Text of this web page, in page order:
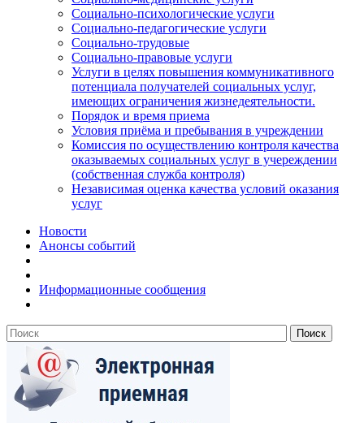
Социально-психологические услуги
Социально-педагогические услуги
Социально-трудовые
Социально-правовые услуги
Услуги в целях повышения коммуникативного
потенциала получателей социальных услуг,
имеющих ограничения жизнедеятельности.
Порядок и время приема
Условия приёма и пребывания в учреждении
Комиссия по осуществлению контроля качества
оказываемых социальных услуг в учереждении
(собственная служба контроля)
Независимая оценка качества условий оказания
услуг
Новости
Анонсы событий
Информационные сообщения